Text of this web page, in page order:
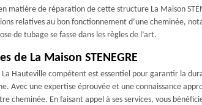
matière de réparation de cette structure La Maison
relatives au bon fonctionnement d’une cheminée,
de tubage se fasse dans les règles de l’art.
de La Maison STENEGRE
Hauteville compétent est essentiel pour garantir la
Avec une expertise éprouvée et une connaissance
cheminée. En faisant appel à ses services, vous